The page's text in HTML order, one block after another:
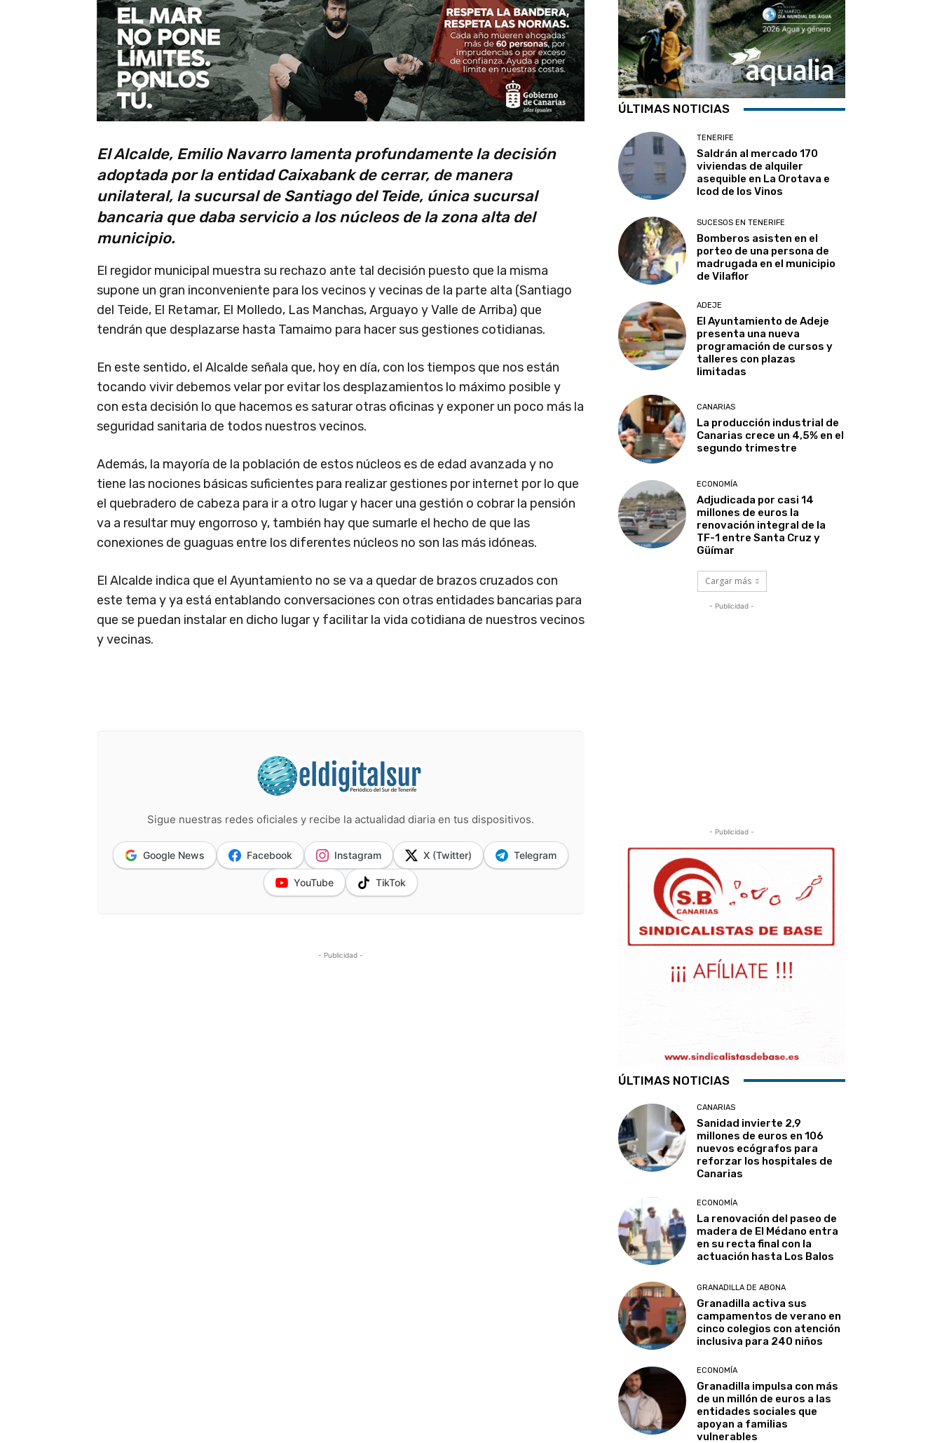
El Alcalde, Emilio Navarro lamenta profundamente la decisión
adoptada por la entidad Caixabank de cerrar, de manera
unilateral, la sucursal de Santiago del Teide, única sucursal
bancaria que daba servicio a los núcleos de la zona alta del
municipio.
El regidor municipal muestra su rechazo ante tal decisión puesto que la misma
supone un gran inconveniente para los vecinos y vecinas de la parte alta (Santiago
del Teide, El Retamar, El Molledo, Las Manchas, Arguayo y Valle de Arriba) que
tendrán que desplazarse hasta Tamaimo para hacer sus gestiones cotidianas.
En este sentido, el Alcalde señala que, hoy en día, con los tiempos que nos están
tocando vivir debemos velar por evitar los desplazamientos lo máximo posible y
con esta decisión lo que hacemos es saturar otras oficinas y exponer un poco más la
seguridad sanitaria de todos nuestros vecinos.
Además, la mayoría de la población de estos núcleos es de edad avanzada y no
tiene las nociones básicas suficientes para realizar gestiones por internet por lo que
el quebradero de cabeza para ir a otro lugar y hacer una gestión o cobrar la pensión
va a resultar muy engorroso y, también hay que sumarle el hecho de que las
conexiones de guaguas entre los diferentes núcleos no son las más idóneas.
El Alcalde indica que el Ayuntamiento no se va a quedar de brazos cruzados con
este tema y ya está entablando conversaciones con otras entidades bancarias para
que se puedan instalar en dicho lugar y facilitar la vida cotidiana de nuestros vecinos
y vecinas.
Sigue nuestras redes oficiales y recibe la actualidad diaria en tus dispositivos.
Google News Facebook Instagram X (Twitter) Telegram
YouTube TikTok
- Publicidad -
ÚLTIMAS NOTICIAS
TENERIFE
Saldrán al mercado 170
viviendas de alquiler
asequible en La Orotava e
Icod de los Vinos
SUCESOS EN TENERIFE
Bomberos asisten en el
porteo de una persona de
madrugada en el municipio
de Vilaflor
ADEJE
El Ayuntamiento de Adeje
presenta una nueva
programación de cursos y
talleres con plazas
limitadas
CANARIAS
La producción industrial de
Canarias crece un 4,5% en el
segundo trimestre
ECONOMÍA
Adjudicada por casi 14
millones de euros la
renovación integral de la
TF-1 entre Santa Cruz y
Güímar
Cargar más
- Publicidad -
- Publicidad -
ÚLTIMAS NOTICIAS
CANARIAS
Sanidad invierte 2,9
millones de euros en 106
nuevos ecógrafos para
reforzar los hospitales de
Canarias
ECONOMÍA
La renovación del paseo de
madera de El Médano entra
en su recta final con la
actuación hasta Los Balos
GRANADILLA DE ABONA
Granadilla activa sus
campamentos de verano en
cinco colegios con atención
inclusiva para 240 niños
ECONOMÍA
Granadilla impulsa con más
de un millón de euros a las
entidades sociales que
apoyan a familias
vulnerables